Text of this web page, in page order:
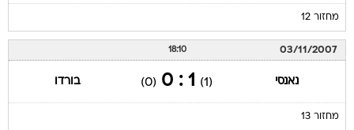
מחזור 12
03/11/2007
18:10
נאנסי (1)
1 : 0
(0) בורדו
מחזור 13